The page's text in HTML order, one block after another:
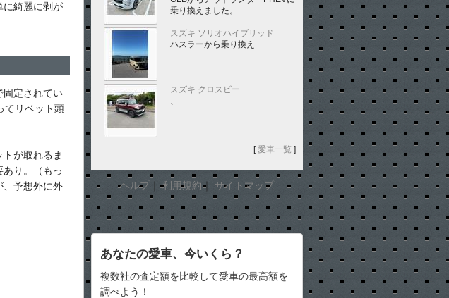
に綺麗に剥が
固定されてい
てリベット頭
が取れるま
り。（もっ
、予想外に外
乗り換えました。
スズキ ソリオハイブリッド
ハスラーから乗り換え
スズキ クロスビー
、
[愛車一覧 ]
ヘルプ ｜利用規約｜ サイトマップ
あなたの愛車、今いくら？
複数社の査定額を比較して愛車の最高額を
調べよう！